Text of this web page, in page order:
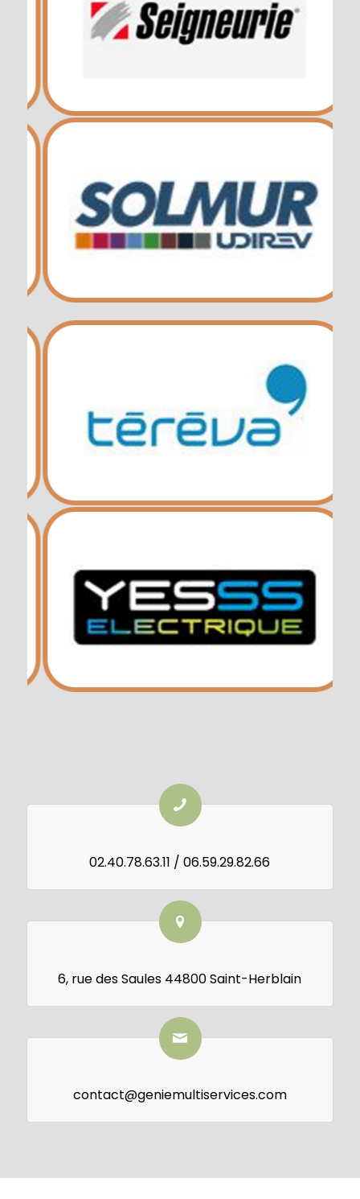
02.40.78.63.11 / 06.59.29.82.66
6, rue des Saules 44800 Saint-Herblain
contact@geniemultiservices.com